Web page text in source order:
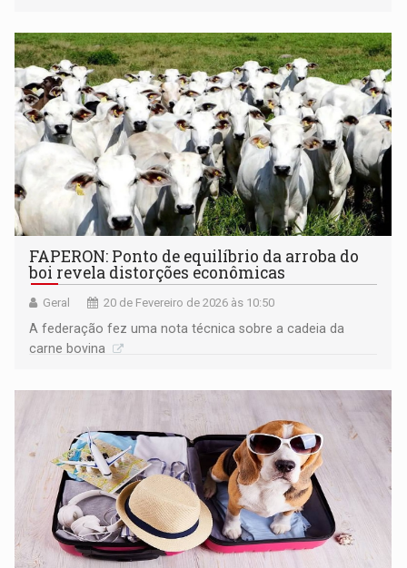
FAPERON: Ponto de equilíbrio da arroba do
boi revela distorções econômicas
Geral 20 de Fevereiro de 2026 às 10:50
A federação fez uma nota técnica sobre a cadeia da
carne bovina